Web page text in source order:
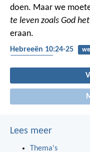
doen. Maar we
te leven zoals God
eraan.
Hebreeën 10:24-25
Lees meer
Thema's